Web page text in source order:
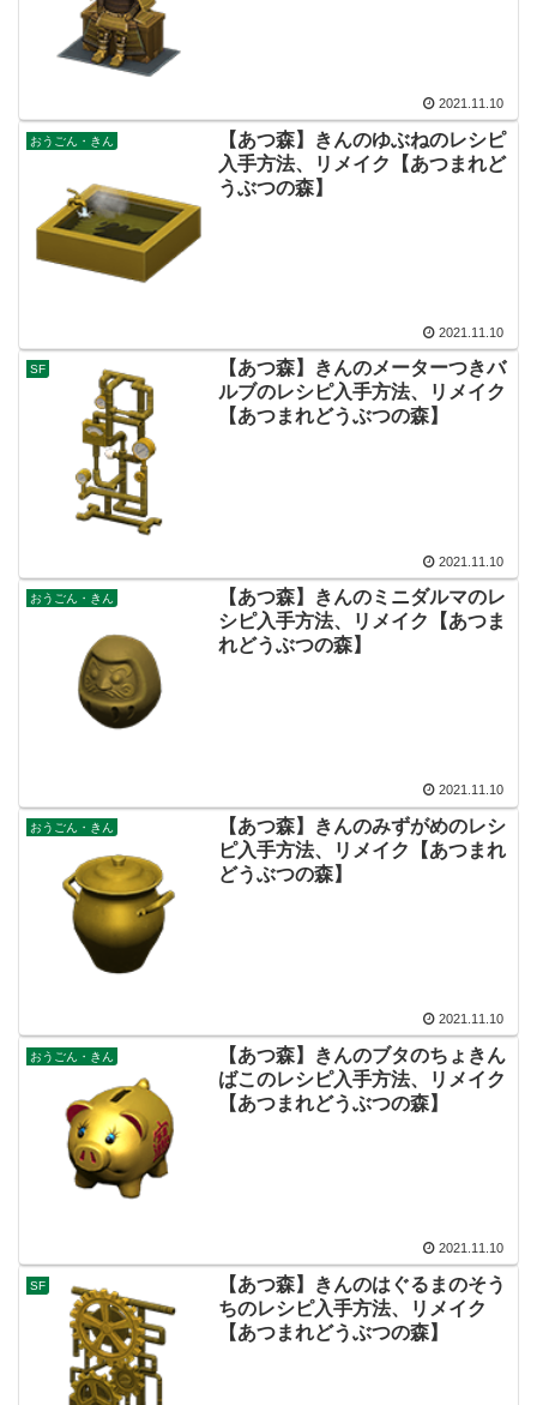
2021.11.10
おうごん・きん
【あつ森】きんのゆぶねのレシピ
入手方法、リメイク【あつまれど
うぶつの森】
2021.11.10
SF
【あつ森】きんのメーターつきバ
ルブのレシピ入手方法、リメイク
【あつまれどうぶつの森】
2021.11.10
おうごん・きん
【あつ森】きんのミニダルマのレ
シピ入手方法、リメイク【あつま
れどうぶつの森】
2021.11.10
おうごん・きん
【あつ森】きんのみずがめのレシ
ピ入手方法、リメイク【あつまれ
どうぶつの森】
2021.11.10
おうごん・きん
【あつ森】きんのブタのちょきん
ばこのレシピ入手方法、リメイク
【あつまれどうぶつの森】
2021.11.10
SF
【あつ森】きんのはぐるまのそう
ちのレシピ入手方法、リメイク
【あつまれどうぶつの森】